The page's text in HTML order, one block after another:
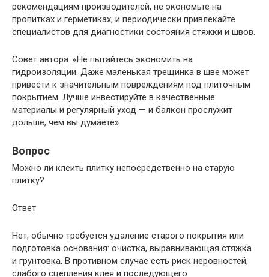
рекомендациям производителей, не экономьте на
пропитках и герметиках, и периодически привлекайте
специалистов для диагностики состояния стяжки и швов.
Совет автора: «Не пытайтесь экономить на
гидроизоляции. Даже маленькая трещинка в шве может
привести к значительным повреждениям под плиточным
покрытием. Лучше инвестируйте в качественные
материалы и регулярный уход — и балкон прослужит
дольше, чем вы думаете».
Вопрос
Можно ли клеить плитку непосредственно на старую
плитку?
Ответ
Нет, обычно требуется удаление старого покрытия или
подготовка основания: очистка, выравнивающая стяжка
и грунтовка. В противном случае есть риск неровностей,
слабого сцепления клея и последующего